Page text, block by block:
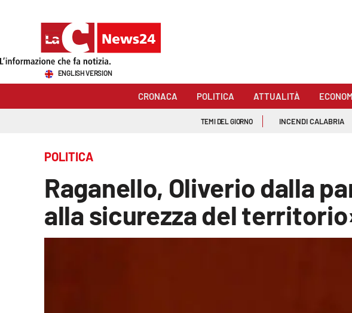
Sezioni
Economia e lavoro
ENGLISH VERSION
CRONACA POLITICA ATTUALITÀ
TEMI DEL GIORNO INCENDI CALABRIA
POLITICA
Raganello, Oliverio dalla
alla sicurezza del